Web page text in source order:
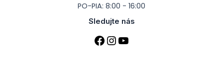
PO-PIA: 8:00 - 16:00
Sledujte nás